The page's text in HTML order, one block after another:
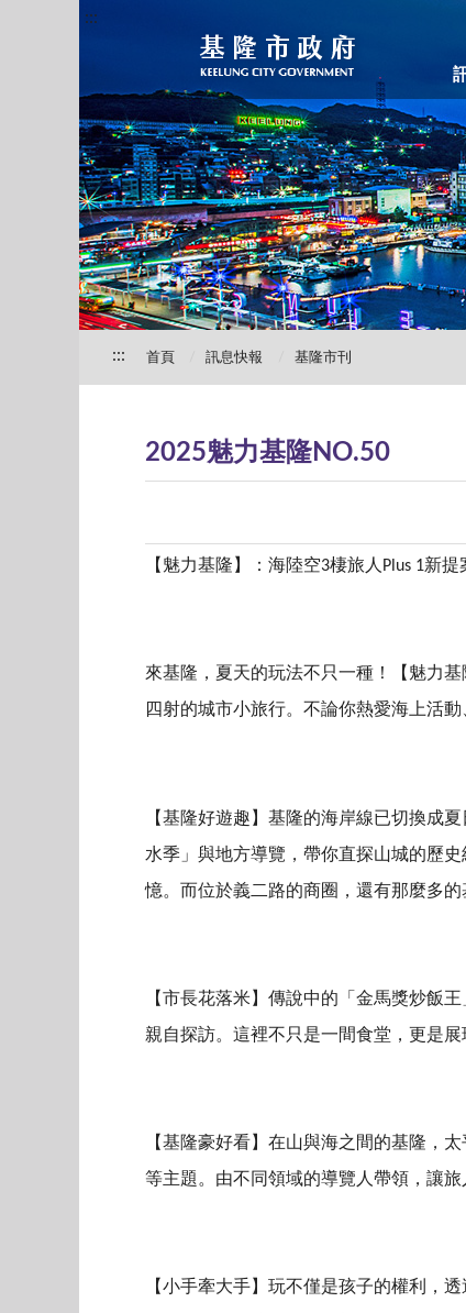
:::
::: 首頁 訊息快報 基隆市刊
2025魅力基隆NO.50
【魅力基隆】 ：海陸空3棲旅人Plus 1新提
來基隆，夏天的玩法不只一種！【魅力
四射的城市小旅行。不論你熱愛海上活
【基隆好遊趣】基隆的海岸線已切換成
水季」與地方導覽，帶你直探山城的歷
憶。而位於義二路的商圈，還有那麼多的
【市長花落米】傳說中的「金馬獎炒飯
親自探訪。這裡不只是一間食堂，更是展
【基隆豪好看】在山與海之間的基隆，
等主題。由不同領域的導覽人帶領，讓
【小手牽大手】 玩不僅是孩子的權利，